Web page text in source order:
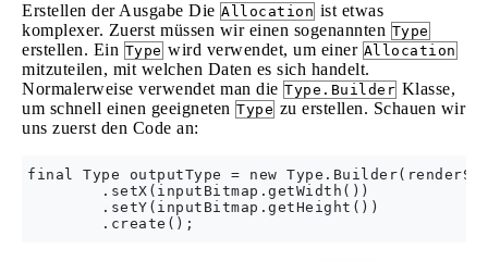
Erstellen der Ausgabe Die Allocation ist etwas
komplexer. Zuerst müssen wir einen sogenannten Type
erstellen. Ein Type wird verwendet, um einer Allocation
mitzuteilen, mit welchen Daten es sich handelt.
Normalerweise verwendet man die Type.Builder Klasse,
um schnell einen geeigneten Type zu erstellen. Schauen wir
uns zuerst den Code an:
final Type outputType = new
        .setX(inputBitmap.getWidth())
        .setY(inputBitmap.getHeight())